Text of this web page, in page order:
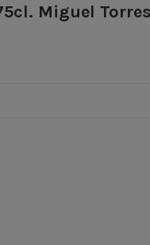
Miguel